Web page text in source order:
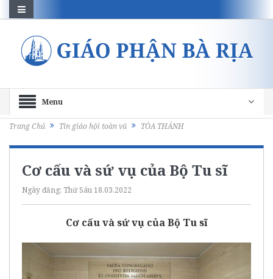
Menu
Trang Chủ Tin giáo hội toàn vũ TÒA THÁNH
Cơ cấu và sứ vụ của Bộ Tu sĩ
Ngày đăng: Thứ Sáu 18.03.2022
Cơ cấu và sứ vụ của Bộ Tu sĩ